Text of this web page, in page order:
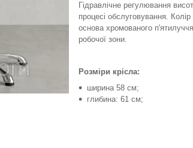
Гідравлічне регулювання
процесі обслуговування.
основа хромованого
робочої зони.
Розміри крісла:
ширина 58 см;
глибина: 61 см;